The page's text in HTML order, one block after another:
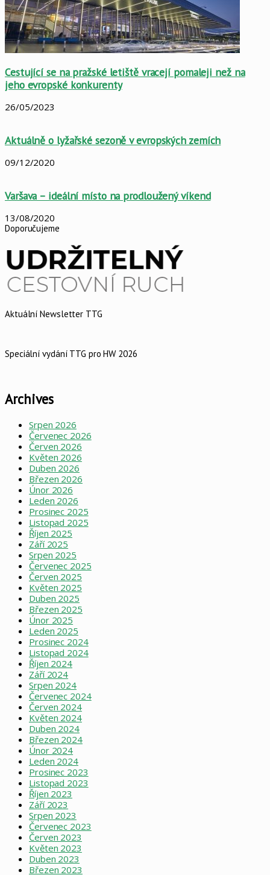
Cestující se na pražské letiště vracejí pomaleji než na
jeho evropské konkurenty
26/05/2023
Aktuálně o lyžařské sezoně v evropských zemích
09/12/2020
Varšava – ideální místo na prodloužený víkend
13/08/2020
Doporučujeme
Aktuální Newsletter TTG
Speciální vydání TTG pro HW 2026
Archives
Srpen 2026
Červenec 2026
Červen 2026
Květen 2026
Duben 2026
Březen 2026
Únor 2026
Leden 2026
Prosinec 2025
Listopad 2025
Říjen 2025
Září 2025
Srpen 2025
Červenec 2025
Červen 2025
Květen 2025
Duben 2025
Březen 2025
Únor 2025
Leden 2025
Prosinec 2024
Listopad 2024
Říjen 2024
Září 2024
Srpen 2024
Červenec 2024
Červen 2024
Květen 2024
Duben 2024
Březen 2024
Únor 2024
Leden 2024
Prosinec 2023
Listopad 2023
Říjen 2023
Září 2023
Srpen 2023
Červenec 2023
Červen 2023
Květen 2023
Duben 2023
Březen 2023